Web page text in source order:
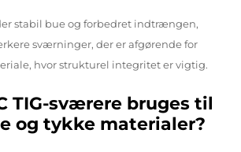
stabil bue og forbedret indtrængen,
sværninger, der er afgørende for
hvor strukturel integritet er vigtig.
TIG-sværere bruges til
og tykke materialer?